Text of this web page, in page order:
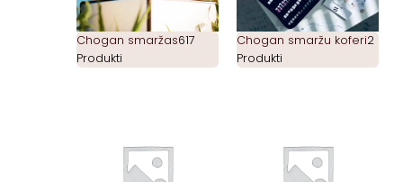
Chogan smaržas617
Produkti
Chogan smaržu koferi2
Produkti